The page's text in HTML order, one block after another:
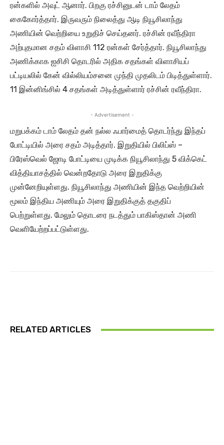
ரன்களில் அவுட் ஆனார். பிறகு ரச்சினுடன் டாம் லேதம்
கைகோர்த்தார். இருவரும் நிலைத்து ஆடி நியூசிலாந்து
அணியின் வெற்றியை உறுதிச் செய்தனர். ரச்சின் ரவீந்திரா
அற்புதமான சதம் விளாசி 112 ரன்கள் சேர்த்தார். நியூசிலாந்து
அணிக்காக ஐசிசி தொடரில் அதிக சதங்கள் விளாசியப்
பட்டியலில் கேன் வில்லியம்சனை முந்தி முதலிடம் பிடித்துள்ளார்.
11 இன்னிங்சில் 4 சதங்கள் அடித்துள்ளார் ரச்சின் ரவீந்திரா.
- Advertisement -
மறுபக்கம் டாம் லேதம் தன் நல்ல ஃபார்மைத் தொடர்ந்து இந்தப்
போட்டியில் அரை சதம் அடித்தார். இறுதியில் பிலிப்ஸ் –
பிரேஸ்வெல் ஜோடி போட்டியை முடிக்க நியூசிலாந்து 5 விக்கெட்
வித்தியாசத்தில் வென்றதோடு அரை இறுதிக்கு
முன்னேறியுள்ளது. நியூசிலாந்து அணியின் இந்த வெற்றியின்
மூலம் இந்திய அணியும் அரை இறுதிக்குத் தகுதிப்
பெற்றுள்ளது. மேலும் தொடரை நடத்தும் பாகிஸ்தான் அணி
வெளியேற்றப்பட்டுள்ளது.
RELATED ARTICLES